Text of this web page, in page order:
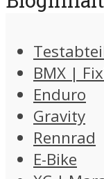
BMX |
Enduro
Gravity
Rennrad
E-Bike